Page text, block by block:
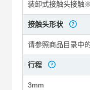
装卸式接触头接触
接触头形状
请参照商品目录中
行程
3mm